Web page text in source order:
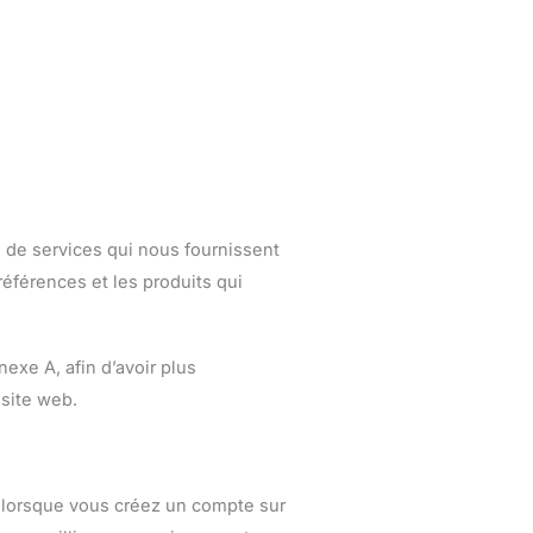
services qui nous fournissent
et les produits qui
A, afin d’avoir plus
web.
vous créez un compte sur